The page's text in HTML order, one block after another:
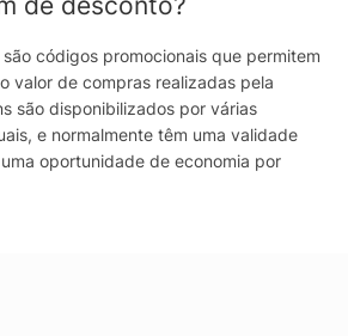
códigos promocionais que permitem
valor de compras realizadas pela
são disponibilizados por várias
e normalmente têm uma validade
oportunidade de economia por